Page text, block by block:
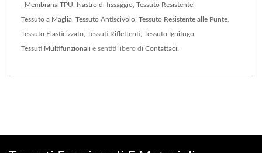
Membrana TPU Nastro di fissaggio Tessuto Resistente
Tessuto a Maglia Tessuto Antiscivolo Tessuto Resistente alle Punte
Tessuto Elasticizzato Tessuti Riflettenti Tessuto Ignifugo
Tessuti Multifunzionali e sentiti libero di Contattaci